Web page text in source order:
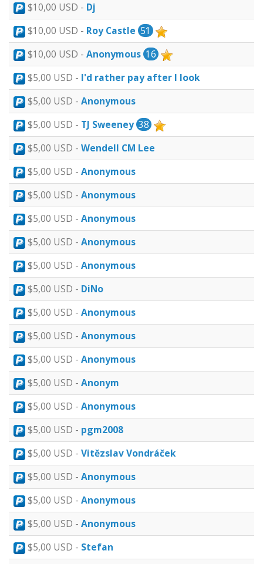
$10,00 USD - Dj
$10,00 USD - Roy Castle 51
$10,00 USD - Anonymous 16
$5,00 USD - I'd rather pay after I look
$5,00 USD - Anonymous
$5,00 USD - TJ Sweeney 38
$5,00 USD - Wendell CM Lee
$5,00 USD - Anonymous
$5,00 USD - Anonymous
$5,00 USD - Anonymous
$5,00 USD - Anonymous
$5,00 USD - Anonymous
$5,00 USD - DiNo
$5,00 USD - Anonymous
$5,00 USD - Anonymous
$5,00 USD - Anonymous
$5,00 USD - Anonym
$5,00 USD - Anonymous
$5,00 USD - pgm2008
$5,00 USD - Vitězslav Vondráček
$5,00 USD - Anonymous
$5,00 USD - Anonymous
$5,00 USD - Anonymous
$5,00 USD - Stefan